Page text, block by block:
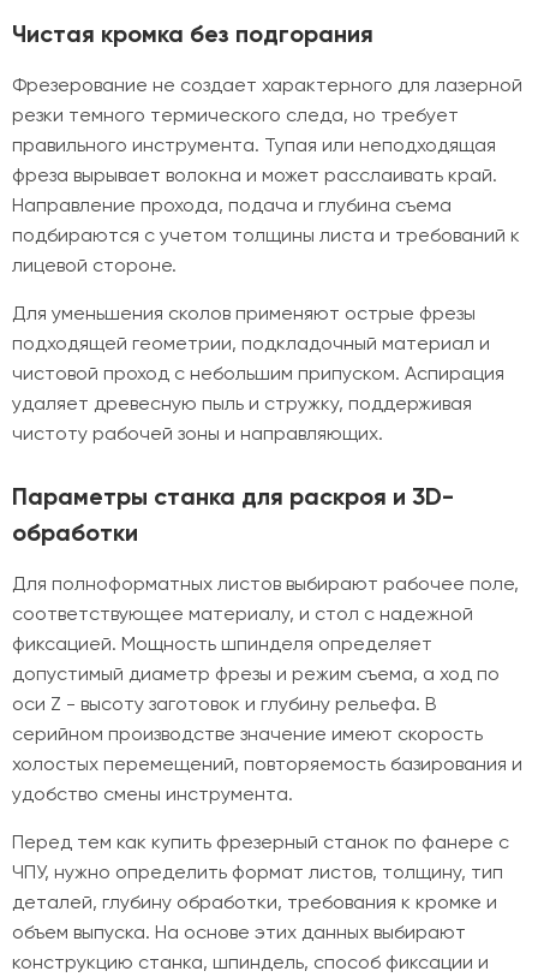
Чистая кромка без подгорания
Фрезерование не создает характерного для лазерной
резки темного термического следа, но требует
правильного инструмента. Тупая или неподходящая
фреза вырывает волокна и может расслаивать край.
Направление прохода, подача и глубина съема
подбираются с учетом толщины листа и требований к
лицевой стороне.
Для уменьшения сколов применяют острые фрезы
подходящей геометрии, подкладочный материал и
чистовой проход с небольшим припуском. Аспирация
удаляет древесную пыль и стружку, поддерживая
чистоту рабочей зоны и направляющих.
Параметры станка для раскроя и 3D-
обработки
Для полноформатных листов выбирают рабочее поле,
соответствующее материалу, и стол с надежной
фиксацией. Мощность шпинделя определяет
допустимый диаметр фрезы и режим съема, а ход по
оси Z - высоту заготовок и глубину рельефа. В
серийном производстве значение имеют скорость
холостых перемещений, повторяемость базирования и
удобство смены инструмента.
Перед тем как купить фрезерный станок по фанере с
ЧПУ, нужно определить формат листов, толщину, тип
деталей, глубину обработки, требования к кромке и
объем выпуска. На основе этих данных выбирают
конструкцию станка, шпиндель, способ фиксации и